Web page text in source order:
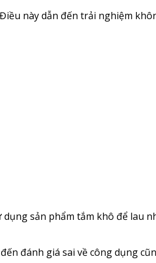
này dẫn đến trải nghiệm
sản phẩm tắm khô để lau
đánh giá sai về công dụng